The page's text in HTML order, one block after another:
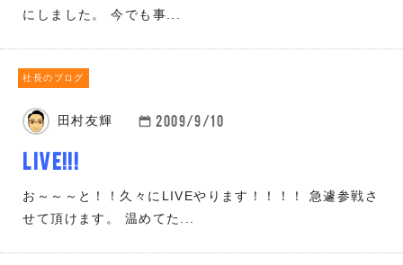
にしました。 今でも事...
社長のブログ
田村友輝 2009/9/10
LIVE!!!
お～～～と！！久々にLIVEやります！！！！ 急遽参戦さ
せて頂けます。 温めてた...